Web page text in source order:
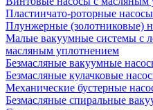
Пластинчато-роторные
Плунжерные (золотниковые)
Малые вакуумные системы с
масляным уплотнением
Безмасляные вакуумные
Безмасляные кулачковые
Механические бустерные
Безмасляные спиральные